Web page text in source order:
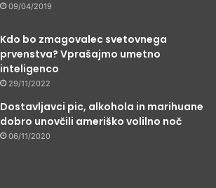
09/04/2019
Kdo bo zmagovalec svetovnega
prvenstva? Vprašajmo umetno
inteligenco
29/11/2022
Dostavljavci pic, alkohola in marihuane
dobro unovčili ameriško volilno noč
06/11/2020